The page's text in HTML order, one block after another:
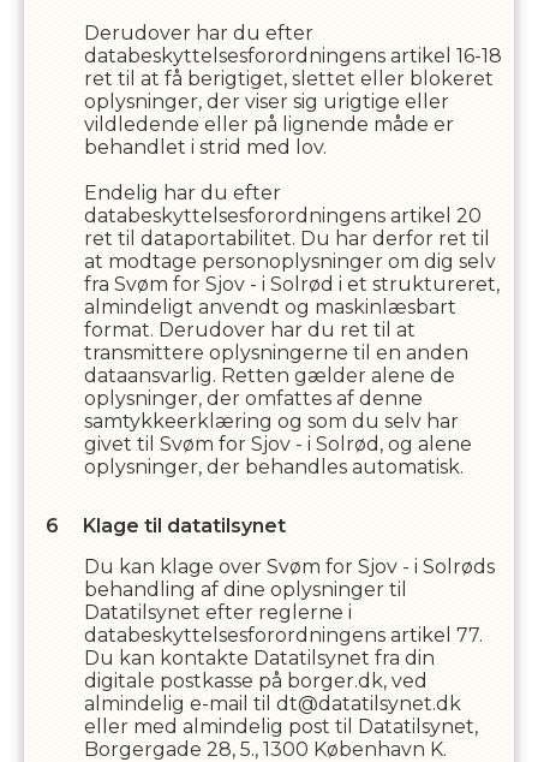
Derudover har du efter
databeskyttelsesforordningens artikel 16-18
ret til at få berigtiget, slettet eller blokeret
oplysninger, der viser sig urigtige eller
vildledende eller på lignende måde er
behandlet i strid med lov.
Endelig har du efter
databeskyttelsesforordningens artikel 20
ret til dataportabilitet. Du har derfor ret til
at modtage personoplysninger om dig selv
fra Svøm for Sjov - i Solrød i et struktureret,
almindeligt anvendt og maskinlæsbart
format. Derudover har du ret til at
transmittere oplysningerne til en anden
dataansvarlig. Retten gælder alene de
oplysninger, der omfattes af denne
samtykkeerklæring og som du selv har
givet til Svøm for Sjov - i Solrød , og alene
oplysninger, der behandles automatisk.
Klage til datatilsynet
Du kan klage over Svøm for Sjov - i Solrøds
behandling af dine oplysninger til
Datatilsynet efter reglerne i
databeskyttelsesforordningens artikel 77.
Du kan kontakte Datatilsynet fra din
digitale postkasse på borger.dk, ved
almindelig e-mail til dt@datatilsynet.dk
eller med almindelig post til Datatilsynet,
Borgergade 28, 5., 1300 København K.